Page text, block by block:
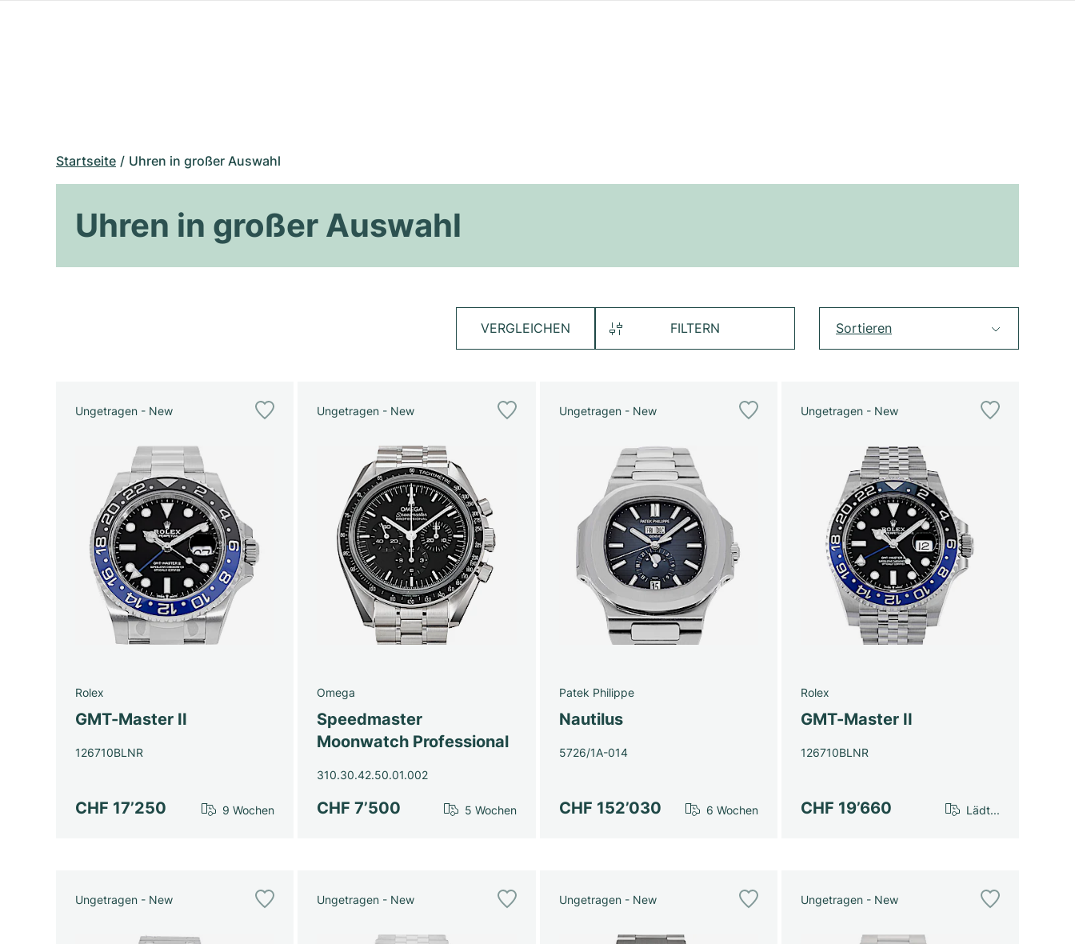
Startseite Uhren in großer Auswahl
Uhren in großer Auswahl
VERGLEICHEN FILTERN Sortieren
Ungetragen - New
Rolex
GMT-Master II
126710BLNR
CHF 17’250 9 Wochen
Ungetragen - New
Omega
Speedmaster
Moonwatch Professional
310.30.42.50.01.002
CHF 7’500 5 Wochen
Ungetragen - New
Patek Philippe
Nautilus
5726/1A-014
CHF 152’030 6 Wochen
Ungetragen - New
Rolex
GMT-Master II
126710BLNR
CHF 19’660 Lädt...
Ungetragen - New Ungetragen - New Ungetragen - New Ungetragen - New